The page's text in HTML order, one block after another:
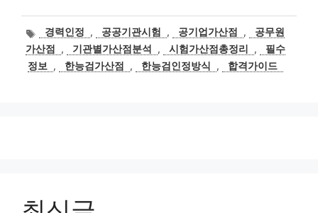
태
그
경력인정 , 공공기관시험 , 공기업가산점 ,
공무원
가산점
, 기관별가산점분석 , 시험가산점총정리 ,
필수
정보
, 한능검가산점 , 한능검인정방식 , 합격가이드